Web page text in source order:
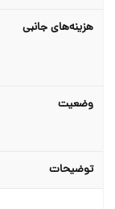
هزینه‌های جانبی
وضعیت
توضیحات